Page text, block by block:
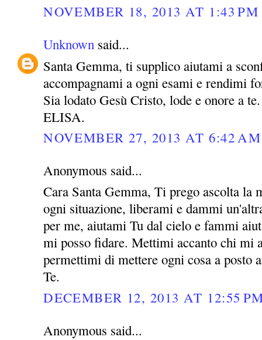
NOVEMBER 18, 2013 AT 1:43 PM
Unknown said...
Santa Gemma, ti supplico aiutami a
accompagnami a ogni esami e rendimi
Sia lodato Gesù Cristo, lode e onore a te.
ELISA.
NOVEMBER 27, 2013 AT 6:42 AM
Anonymous said...
Cara Santa Gemma, Ti prego ascolta la
ogni situazione, liberami e dammi
per me, aiutami Tu dal cielo e fammi
mi posso fidare. Mettimi accanto chi mi
permettimi di mettere ogni cosa a posto
Te.
DECEMBER 12, 2013 AT 12:55
Anonymous said...